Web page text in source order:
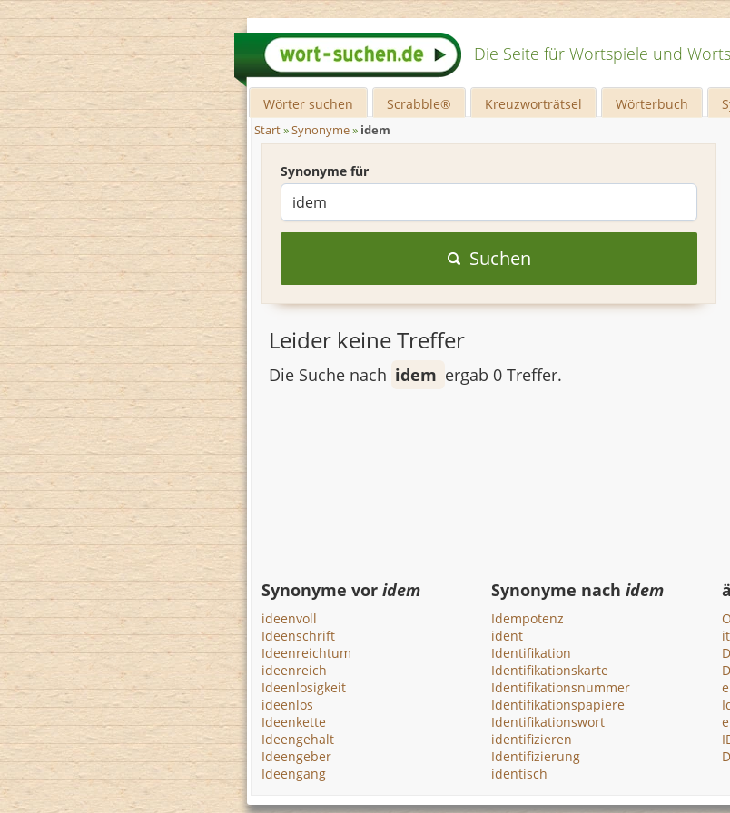
Die Seite für Wortspiele und
Wörter suchen Scrabble® Kreuzworträtsel Wörterbuch
Start»Synonyme» idem
Synonyme für
Suchen
Leider keine Treffer
Die Suche nach idem ergab 0 Treffer.
Synonyme vor idem
ideenvoll
Ideenschrift
Ideenreichtum
ideenreich
Ideenlosigkeit
ideenlos
Ideenkette
Ideengehalt
Ideengeber
Ideengang
Synonyme nachidem
Idempotenz
ident
Identifikation
Identifikationskarte
Identifikationsnummer
Identifikationspapiere
Identifikationswort
identifizieren
Identifizierung
identisch